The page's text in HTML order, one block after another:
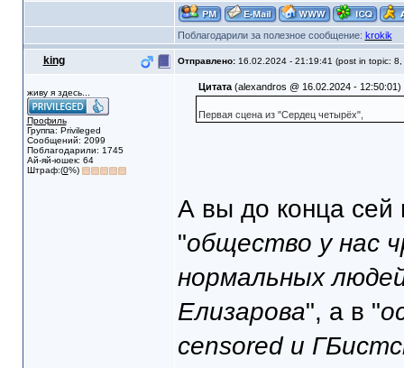
Поблагодарили за полезное сообщение: krokik
king Отправлено: 16.02.2024 - 21:19:41 (post in topic: 8,
живу я здесь...
Профиль
Группа: Privileged
Сообщений: 2099
Поблагодарили: 1745
Ай-яй-юшек: 64
Штраф:(0%)
Цитата(alexandros @ 16.02.2024 - 12:50:01)
Первая сцена из "Сердец четырёх",
А вы до конца сей
"общество у нас
нормальных
Елизарова", а в "
censored и